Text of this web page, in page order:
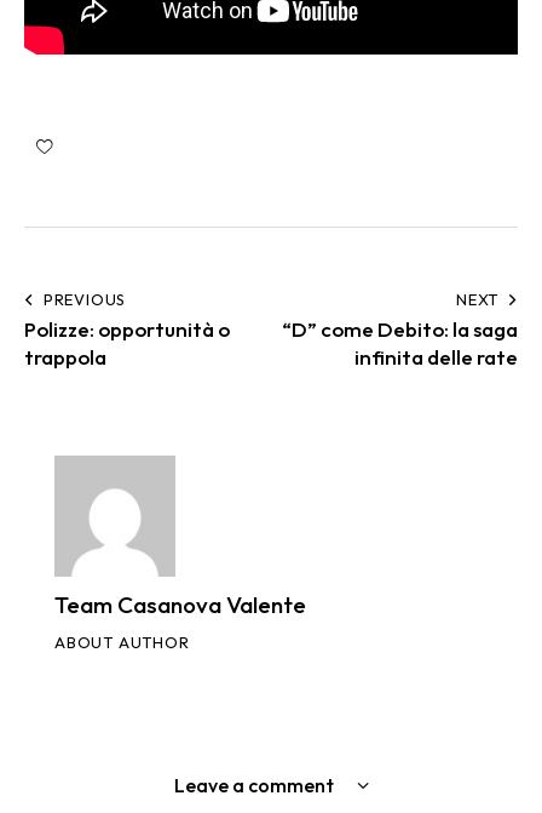
PREVIOUS
Polizze: opportunità o
trappola
NEXT
“D” come Debito: la saga
infinita delle rate
Team Casanova Valente
ABOUT AUTHOR
Leave a comment